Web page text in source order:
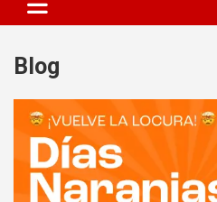
Blog